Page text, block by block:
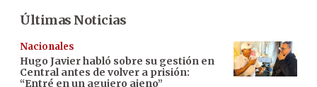
Últimas Noticias
Nacionales
Hugo Javier habló sobre su gestión en
Central antes de volver a prisión:
“Entré en un agujero ajeno”